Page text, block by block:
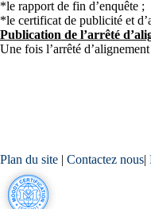
*le rapport de fin d’enquête ;
*le certificat de publicité et
Publication de l’arrêté
Une fois l’arrêté
Plan du site | Contactez nous|